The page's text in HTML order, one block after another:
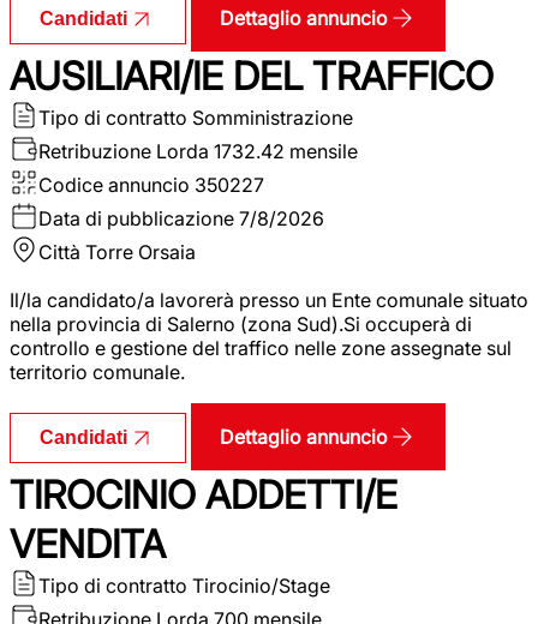
Candidati Dettaglio annuncio
AUSILIARI/IE DEL TRAFFICO
Tipo di contratto Somministrazione
Retribuzione Lorda 1732.42 mensile
Codice annuncio 350227
Data di pubblicazione 7/8/2026
Città Torre Orsaia
Il/la candidato/a lavorerà presso un Ente comunale situato
nella provincia di Salerno (zona Sud).Si occuperà di
controllo e gestione del traffico nelle zone assegnate sul
territorio comunale.
Candidati Dettaglio annuncio
TIROCINIO ADDETTI/E
VENDITA
Tipo di contratto Tirocinio/Stage
Retribuzione Lorda 700 mensile